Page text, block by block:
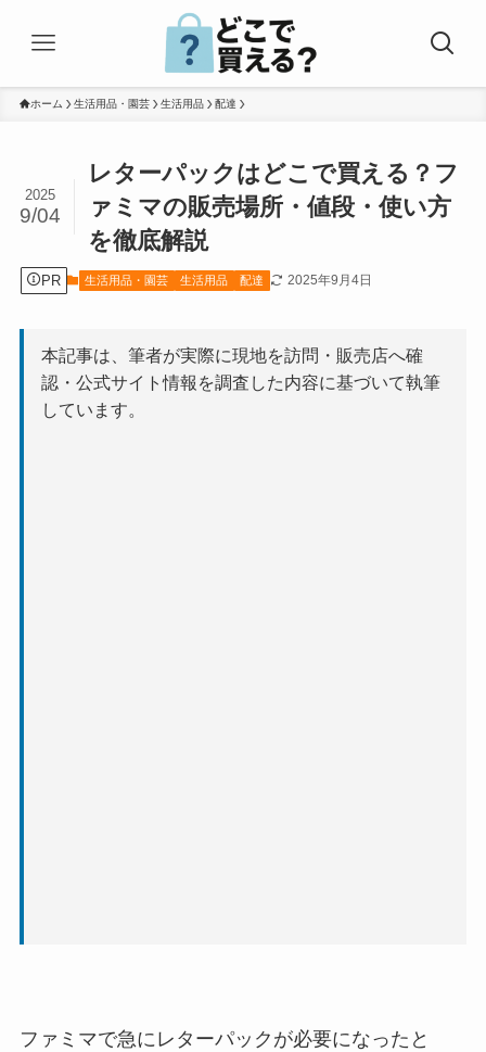
ホーム 生活用品・園芸 生活用品 配達
レターパックはどこで買える？フ
ァミマの販売場所・値段・使い方
を徹底解説
2025
9/04
PR 生活用品・園芸 生活用品 配達 2025年9月4日
本記事は、筆者が実際に現地を訪問・販売店へ確
認・公式サイト情報を調査した内容に基づいて執筆
しています。
ファミマで急にレターパックが必要になったと